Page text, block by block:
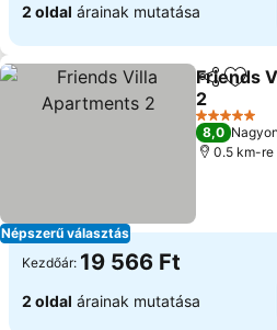
2 oldal árainak mutatása
Népszerű választás
Megosztás
Friends
2
5 Kategória
8,0
0.5 km-re
Kezdőár: 19 566 Ft
2 oldal árainak mutatása